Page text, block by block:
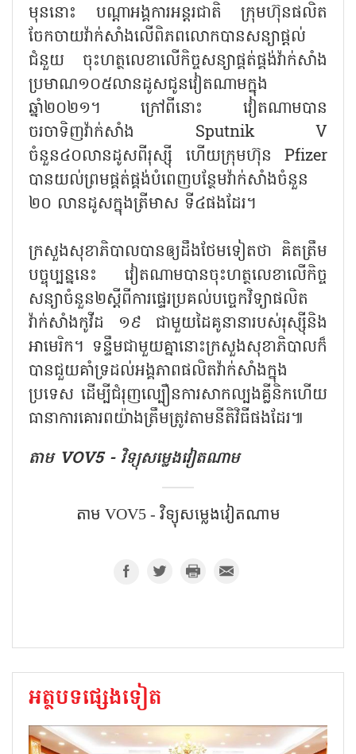
មុននោះ បណ្ដាអង្គការអន្តរជាតិ ក្រុមហ៊ុនផលិត
ចែកចាយវ៉ាក់សាំងលើពិភពលោកបានសន្យាផ្ដល់
ជំនួយ ចុះហត្ថលេខាលើកិច្ចសន្យាផ្គត់ផ្គង់វ៉ាក់សាំង
ប្រមាណ១០៥លានដូសជូនវៀតណាមក្នុង
ឆ្នាំ២០២១។ ក្រៅពីនោះ វៀតណាមបាន
ចរចាទិញវ៉ាក់សាំង Sputnik V
ចំនួន៤០លានដូសពីរុស្ស៊ី ហើយក្រុមហ៊ុន Pfizer
បានយល់ព្រមផ្គត់ផ្គង់បំពេញបន្ថែមវ៉ាក់សាំងចំនួន
២០ លានដូសក្នុងត្រីមាស ទី៤ផងដែរ។
ក្រសួងសុខាភិបាលបានឲ្យដឹងថែមទៀតថា គិតត្រឹម
បច្ចុប្បន្ននេះ វៀតណាមបានចុះហត្ថលេខាលើកិច្ច
សន្យាចំនួន២ស្ដីពីការផ្ទេរប្រគល់បច្ចេកវិទ្យាផលិត
វ៉ាក់សាំងកូវីដ ១៩ ជាមួយដៃគូនានារបស់រុស្ស៊ីនិង
អាមេរិក។ ទន្ទឹមជាមួយគ្នានោះក្រសួងសុខាភិបាលក៏
បានជួយគាំទ្រដល់អង្គភាពផលិតវ៉ាក់សាំងក្នុង
ប្រទេស ដើម្បីជំរុញល្បឿនការសាកល្បងគ្លីនិកហើយ
ធានាការគោរពយ៉ាងត្រឹមត្រូវតាមនីតិវិធីផងដែរ៕
តាម VOV5 - វិទ្យុសម្លេងវៀតណាម
តាម VOV5 - វិទ្យុសម្លេងវៀតណាម
អត្ថបទផ្សេងទៀត